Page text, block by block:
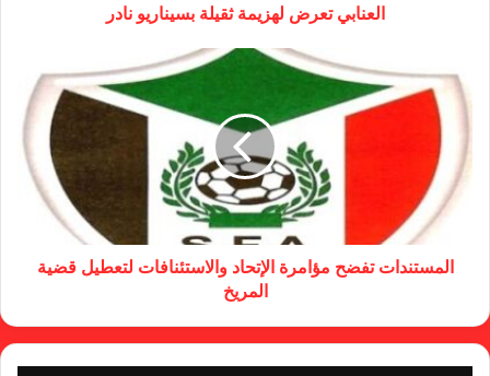
العنابي تعرض لهزيمة ثقيلة بسيناريو نادر
المستندات تفضح مؤامرة الإتحاد والاستئنافات لتعطيل قضية
المريخ